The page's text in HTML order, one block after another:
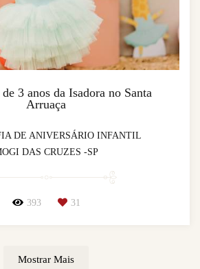
3 anos da Isadora no Santa
Arruaça
DE ANIVERSÁRIO INFANTIL
DAS CRUZES -SP
393 31
Mostrar Mais